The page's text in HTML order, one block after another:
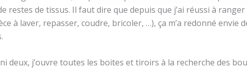
restes de tissus. Il faut dire que depuis que j’ai réussi à
à laver, repasser, coudre, bricoler, …), ça m’a redonné envie
deux, j’ouvre toutes les boites et tiroirs à la recherche des